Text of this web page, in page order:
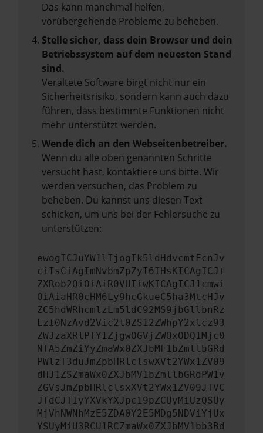
Das kann manchmal helfen,
vorübergehende Probleme zu beheben.
Stelle sicher, dass dein Browser und dein
Betriebssystem auf dem neuesten Stand
sind.
Veraltete Software birgt nicht nur ein
Sicherheitsrisiko, sondern kann auch dazu
führen, dass bestimmte Funktionen nicht
mehr unterstützt werden.
Wende dich an den Webseitenbetreiber.
Wenn du alle oben genannten Schritte
versucht hast, kontaktiere uns bitte. Wir
werden versuchen, das Problem zu
beheben. Du kannst uns diesen Text
schicken, um uns bei der Fehlersuche zu
unterstützen:
ewogICJuYW1lIjogIk5ldHdvcmtFcnJv
ciIsCiAgImNvbmZpZyI6IHsKICAgICJt
ZXRob2QiOiAiR0VUIiwKICAgICJ1cmwi
OiAiaHR0cHM6Ly9hcGkueC5ha3MtcHJv
ZC5hdWRhcmlzLm5ldC92MS9jbGllbnRz
LzI0NzAvd2Vic2l0ZS12ZWhpY2xlcz93
ZWJzaXRlPTY1ZjgwOGVjZWQxODQ1Mjc0
NTA5ZmZiYyZmaWx0ZXJbMF1bZmllbGRd
PWlzT3duJmZpbHRlclswXVt2YWx1ZV09
dHJ1ZSZmaWx0ZXJbMV1bZmllbGRdPW1v
ZGVsJmZpbHRlclsxXVt2YWx1ZV09JTVC
JTdCJTIyYXVkYXJpc19pZCUyMiUzQSUy
MjVhNWNhMzE5ZDA0Y2E5MDg5NDViYjUx
YSUyMiU3RCU1RCZmaWx0ZXJbMV1bb3Bd